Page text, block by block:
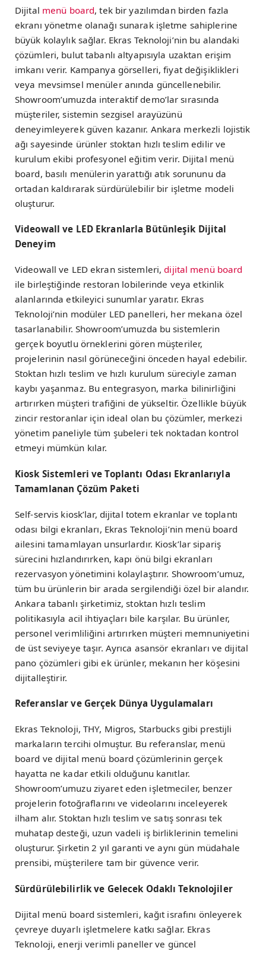
Dijital menü board, tek bir yazılımdan birden fazla
ekranı yönetme olanağı sunarak işletme sahiplerine
büyük kolaylık sağlar. Ekras Teknoloji’nin bu alandaki
çözümleri, bulut tabanlı altyapısıyla uzaktan erişim
imkanı verir. Kampanya görselleri, fiyat değişiklikleri
veya mevsimsel menüler anında güncellenebilir.
Showroom’umuzda interaktif demo’lar sırasında
müşteriler, sistemin sezgisel arayüzünü
deneyimleyerek güven kazanır. Ankara merkezli lojistik
ağı sayesinde ürünler stoktan hızlı teslim edilir ve
kurulum ekibi profesyonel eğitim verir. Dijital menü
board, basılı menülerin yarattığı atık sorununu da
ortadan kaldırarak sürdürülebilir bir işletme modeli
oluşturur.
Videowall ve LED Ekranlarla Bütünleşik Dijital
Deneyim
Videowall ve LED ekran sistemleri,dijital menü board
ile birleştiğinde restoran lobilerinde veya etkinlik
alanlarında etkileyici sunumlar yaratır. Ekras
Teknoloji’nin modüler LED panelleri, her mekana özel
tasarlanabilir. Showroom’umuzda bu sistemlerin
gerçek boyutlu örneklerini gören müşteriler,
projelerinin nasıl görüneceğini önceden hayal edebilir.
Stoktan hızlı teslim ve hızlı kurulum süreciyle zaman
kaybı yaşanmaz. Bu entegrasyon, marka bilinirliğini
artırırken müşteri trafiğini de yükseltir. Özellikle büyük
zincir restoranlar için ideal olan bu çözümler, merkezi
yönetim paneliyle tüm şubeleri tek noktadan kontrol
etmeyi mümkün kılar.
Kiosk Sistemleri ve Toplantı Odası Ekranlarıyla
Tamamlanan Çözüm Paketi
Self-servis kiosk’lar, dijital totem ekranlar ve toplantı
odası bilgi ekranları, Ekras Teknoloji’nin menü board
ailesini tamamlayan unsurlardır. Kiosk’lar sipariş
sürecini hızlandırırken, kapı önü bilgi ekranları
rezervasyon yönetimini kolaylaştırır. Showroom’umuz,
tüm bu ürünlerin bir arada sergilendiği özel bir alandır.
Ankara tabanlı şirketimiz, stoktan hızlı teslim
politikasıyla acil ihtiyaçları bile karşılar. Bu ürünler,
personel verimliliğini artırırken müşteri memnuniyetini
de üst seviyeye taşır. Ayrıca asansör ekranları ve dijital
pano çözümleri gibi ek ürünler, mekanın her köşesini
dijitalleştirir.
Referanslar ve Gerçek Dünya Uygulamaları
Ekras Teknoloji, THY, Migros, Starbucks gibi prestijli
markaların tercihi olmuştur. Bu referanslar, menü
board ve dijital menü board çözümlerinin gerçek
hayatta ne kadar etkili olduğunu kanıtlar.
Showroom’umuzu ziyaret eden işletmeciler, benzer
projelerin fotoğraflarını ve videolarını inceleyerek
ilham alır. Stoktan hızlı teslim ve satış sonrası tek
muhatap desteği, uzun vadeli iş birliklerinin temelini
oluşturur. Şirketin 2 yıl garanti ve aynı gün müdahale
prensibi, müşterilere tam bir güvence verir.
Sürdürülebilirlik ve Gelecek Odaklı Teknolojiler
Dijital menü board sistemleri, kağıt israfını önleyerek
çevreye duyarlı işletmelere katkı sağlar. Ekras
Teknoloji, enerji verimli paneller ve güncel